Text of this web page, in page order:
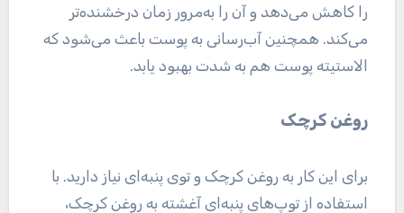
را کاهش می‌دهد و آن را به‌مرور زمان درخشنده‌تر
می‌کند. همچنین آب‌رسانی به پوست باعث می‌شود که
الاستیته پوست هم به شدت بهبود یابد.
روغن کرچک
برای این کار به روغن کرچک و توی پنبه‌ای نیاز دارید. با
استفاده از توپ‌های پنبه‌ای آغشته به روغن کرچک،